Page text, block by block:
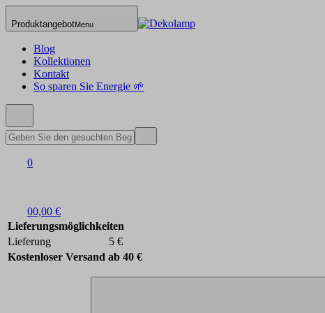
ProduktangebotMenu
Blog
Kollektionen
Kontakt
So sparen Sie Energie 🌱
0
00,00 €
Lieferungsmöglichkeiten
Lieferung
5 €
Kostenloser Versand ab 40 €